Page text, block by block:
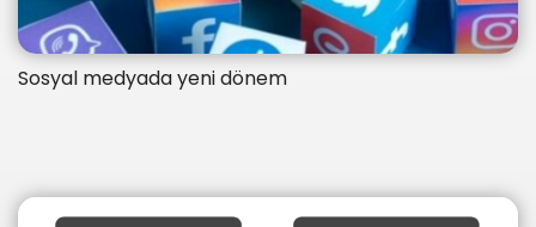
Sosyal medyada yeni dönem